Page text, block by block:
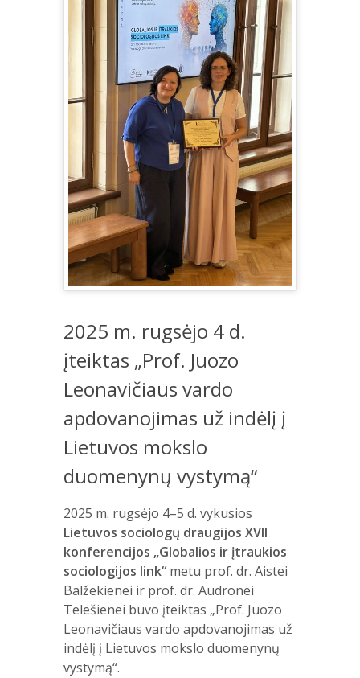
2025 m. rugsėjo 4 d.
įteiktas „Prof. Juozo
Leonavičiaus vardo
apdovanojimas už indėlį į
Lietuvos mokslo
duomenynų vystymą“
2025 m. rugsėjo 4–5 d. vykusios
Lietuvos sociologų draugijos XVII
konferencijos „Globalios ir įtraukios
sociologijos link“ metu prof. dr. Aistei
Balžekienei ir prof. dr. Audronei
Telešienei buvo įteiktas „Prof. Juozo
Leonavičiaus vardo apdovanojimas už
indėlį į Lietuvos mokslo duomenynų
vystymą“.